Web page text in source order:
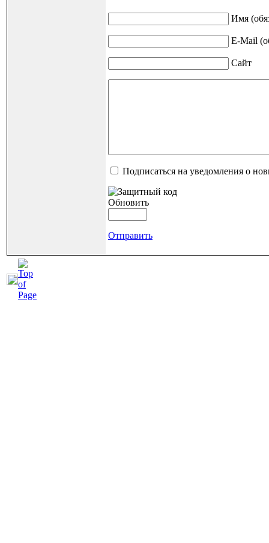
Имя
E-Mail
Сайт
Подписаться на уведомления о
Обновить
Отправить